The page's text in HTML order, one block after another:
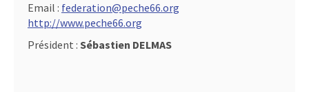
Email : federation@peche66.org
http://www.peche66.org
Président : Sébastien DELMAS